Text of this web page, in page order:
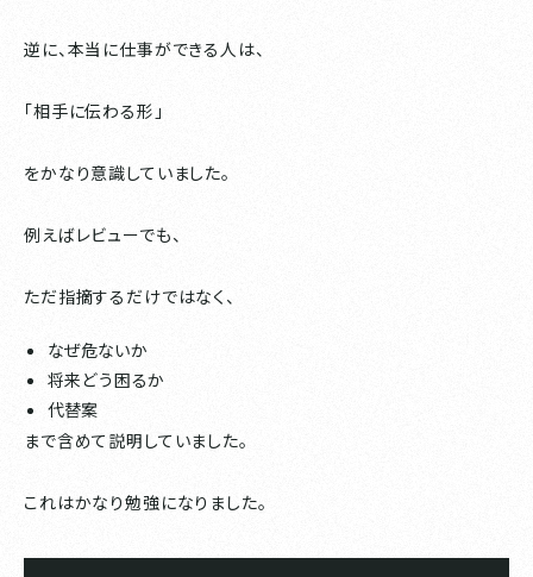
逆に、本当に仕事ができる人は、
「相手に伝わる形」
をかなり意識していました。
例えばレビューでも、
ただ指摘するだけではなく、
なぜ危ないか
将来どう困るか
代替案
まで含めて説明していました。
これはかなり勉強になりました。